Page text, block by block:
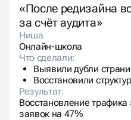
«После редизайна
за счёт аудита»
Ниша
Онлайн-школа
Что сделали:
Выявили дубли
Восстановили
Результат:
Восстановление
заявок на 47%